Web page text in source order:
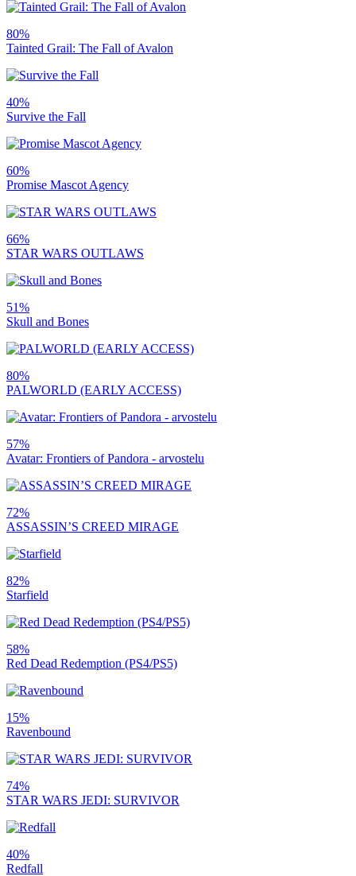
80%
Tainted Grail: The Fall of Avalon
40%
Survive the Fall
60%
Promise Mascot Agency
66%
STAR WARS OUTLAWS
51%
Skull and Bones
80%
PALWORLD (EARLY ACCESS)
57%
Avatar: Frontiers of Pandora - arvostelu
72%
ASSASSIN’S CREED MIRAGE
82%
Starfield
58%
Red Dead Redemption (PS4/PS5)
15%
Ravenbound
74%
STAR WARS JEDI: SURVIVOR
40%
Redfall